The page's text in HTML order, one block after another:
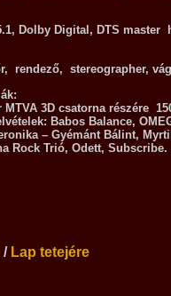
Dolby Digital, DTS master
rendező, stereographer,
MTVA 3D csatorna részére
Babos Balance,
– Gyémánt Bálint,
Rock Trió, Odett,
/ Lap tetejére